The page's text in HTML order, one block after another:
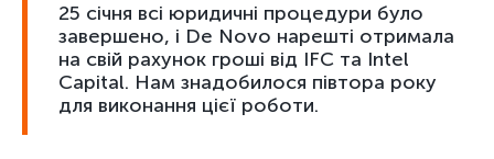
25 січня всі юридичні процедури було
завершено, і De Novo нарешті отримала
на свій рахунок гроші від IFC та Intel
Capital. Нам знадобилося півтора року
для виконання цієї роботи.